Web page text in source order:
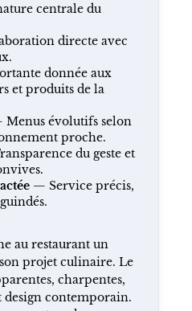
centrale du
directe avec
donnée aux
et produits de la
évolutifs selon
proche.
du geste et
— Service précis,
au restaurant un
projet culinaire. Le
charpentes,
contemporain.